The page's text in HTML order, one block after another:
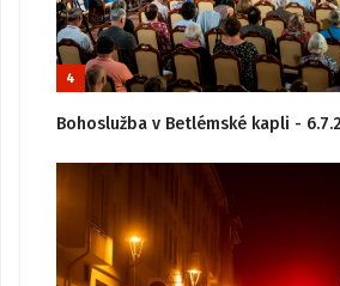
4
Bohoslužba v Betlémské kapli -